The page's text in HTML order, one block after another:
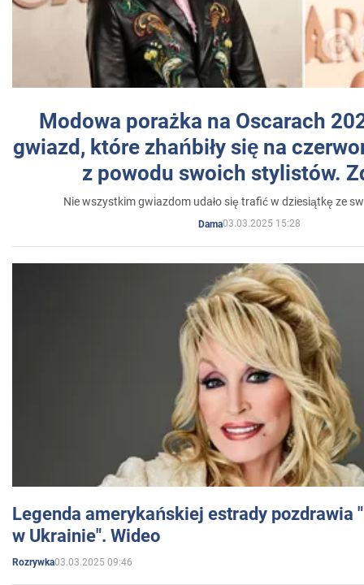
Modowa porażka na Oscarach
gwiazd, które zhańbiły się na
z powodu swoich stylistów.
Nie wszystkim gwiazdom udało się trafić w dziesiątkę ze
Dama03.03.2025 15:28
Legenda amerykańskiej estrady pozdrawia
w Ukrainie". Wideo
Rozrywka03.03.2025 09:46